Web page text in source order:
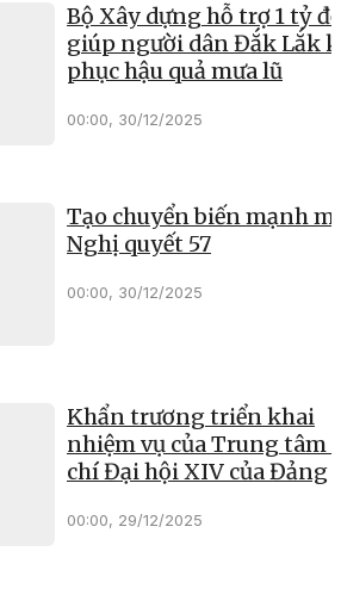
Bộ Xây dựng hỗ trợ 1 tỷ
giúp người dân Đắk Lắk
phục hậu quả mưa lũ
00:00, 30/12/2025
Tạo chuyển biến mạnh
Nghị quyết 57
00:00, 30/12/2025
Khẩn trương triển khai
nhiệm vụ của Trung tâm
chí Đại hội XIV của Đảng
00:00, 29/12/2025